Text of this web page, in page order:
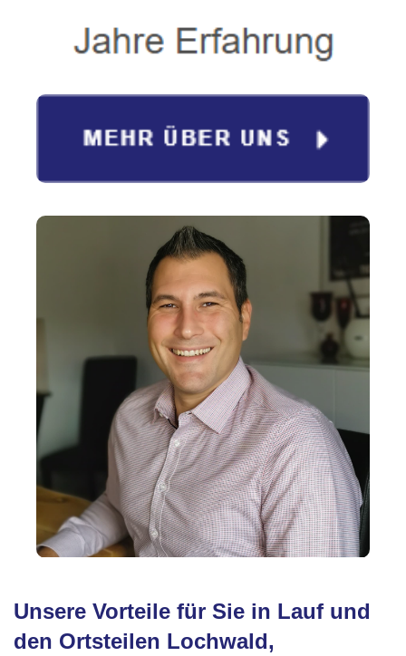
Unsere Vorteile für Sie in Lauf und
den Ortsteilen Lochwald,